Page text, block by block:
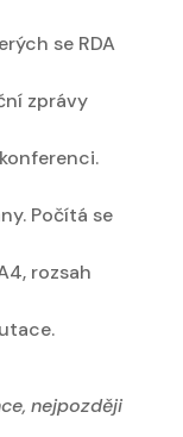
se RDA
zprávy
Počítá se
rozsah
nejpozději